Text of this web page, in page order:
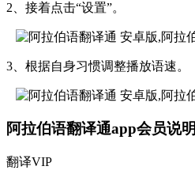
2、接着点击“设置”。
3、根据自身习惯调整播放语速。
阿拉伯语翻译通app会员说明
翻译VIP